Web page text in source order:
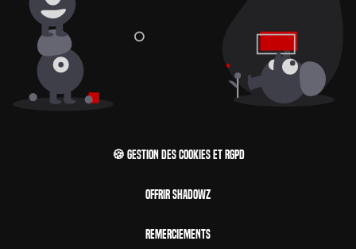
🍪 Gestion des cookies et RGPD
Offrir Shadowz
Remerciements